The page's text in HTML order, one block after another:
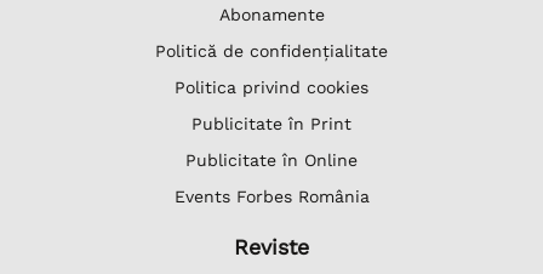
Abonamente
Politică de confidențialitate
Politica privind cookies
Publicitate în Print
Publicitate în Online
Events Forbes România
Reviste